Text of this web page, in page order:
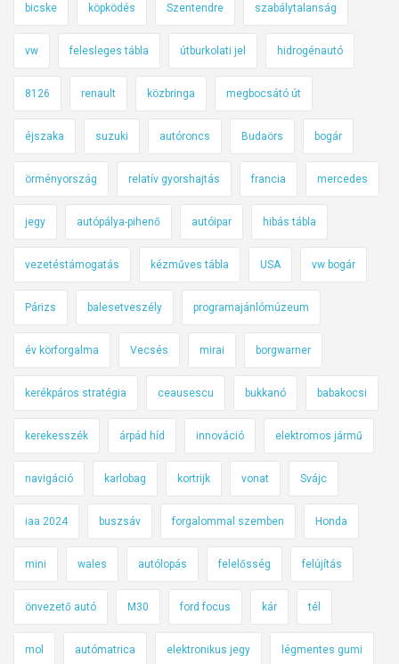
bicske köpködés Szentendre szabálytalanság
vw felesleges tábla útburkolati jel hidrogénautó
8126 renault közbringa megbocsátó út
éjszaka suzuki autóroncs Budaörs bogár
örményország relatív gyorshajtás francia mercedes
jegy autópálya-pihenő autóipar hibás tábla
vezetéstámogatás kézműves tábla USA vw bogár
Párizs balesetveszély programajánlómúzeum
év körforgalma Vecsés mirai borgwarner
kerékpáros stratégia ceausescu bukkanó babakocsi
kerekesszék árpád híd innováció elektromos jármű
navigáció karlobag kortrijk vonat Svájc
iaa 2024 buszsáv forgalommal szemben Honda
mini wales autólopás felelősség felújítás
önvezető autó M30 ford focus kár tél
mol autómatrica elektronikus jegy légmentes gumi